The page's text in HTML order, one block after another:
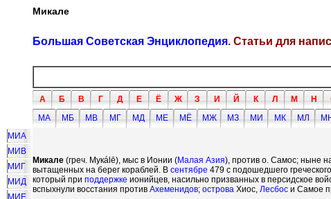
Микале
Большая Советская Энциклопедия. Статьи для
А Б В Г Д Е Ё Ж З И Й К Л М Н
МА
МБ МВ МГ МД МЕ МЁ МЖ МЗ МИ МК МЛ
МИА
МИВ
МИГ
МИД
МИЕ
Микале (греч. Мукá ē), мыс в Ионии (Малая Азия), против о. Самос; ныне
вытащенных на берег кораблей. В сентябре 479 с подошедшего
который при поддержке ионийцев, насильно призванных в персидское
вспыхнули восстания против Ахеменидов; острова Хиос, Лесбос и Самое